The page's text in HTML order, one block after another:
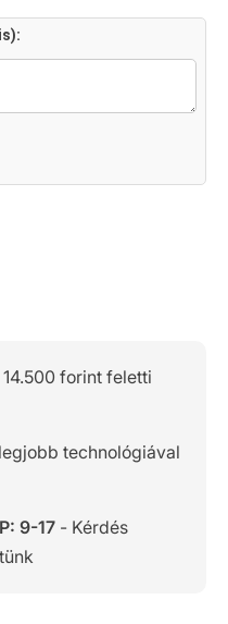
forint feletti
technológiával
9-17- Kérdés